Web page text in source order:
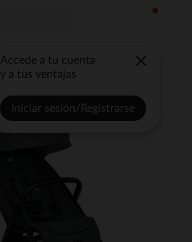
Accede a tu cuenta
y a tus ventajas
Iniciar sesión/Registrarse